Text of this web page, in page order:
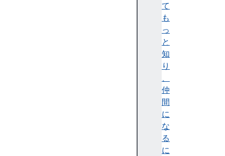
て
も
っ
と
知
り
、
仲
間
に
な
る
に